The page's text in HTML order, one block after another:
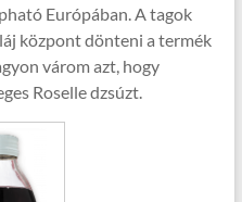
Európában. A tagok
központ dönteni a termék
várom azt, hogy
Roselle dzsúzt.